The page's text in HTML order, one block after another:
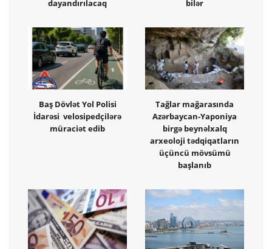
dayandırılacaq
bilər
Baş Dövlət Yol Polisi
İdarəsi velosipedçilərə
müraciət edib
Tağlar mağarasında
Azərbaycan-Yaponiya
birgə beynəlxalq
arxeoloji tədqiqatların
üçüncü mövsümü
başlanıb